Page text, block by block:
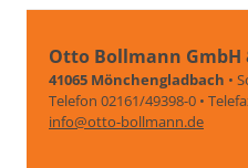
Otto Bollmann GmbH
41065 Mönchengladbach •
Telefon 02161/49398-0 •
info@otto-bollmann.de